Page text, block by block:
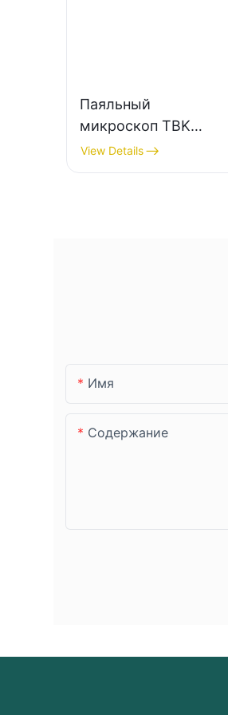
Паяльный
микроскоп TBK
701A | Цифровой
микроскоп 48 МП
View Details
Имя
Содержание